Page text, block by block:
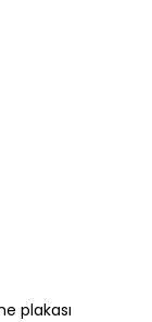
plakası